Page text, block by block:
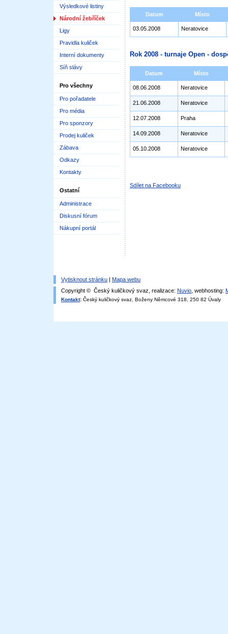
Výsledkové listiny
Národní žebříček
Ligy
Pravidla kuliček
Interní dokumenty
Síň slávy
Pro všechny
Pro pořadatele
Pro média
Pro sponzory
Prodej kuliček
Zábava
Odkazy
Kontakty
Ostatní
Administrace
Diskusní fórum
Nákupní portál
Datum Místo
03.05.2008 Neratovice
Rok 2008 - turnaje Open -
Datum Místo
08.06.2008 Neratovice
21.06.2008 Neratovice
12.07.2008 Praha
14.09.2008 Neratovice
05.10.2008 Neratovice
Sdílet na Facebooku
Vytisknout stránku | Mapa webu
Copyright © Český kuličkový svaz, realizace: Nuvio , webhosting:
Kontakt: Český kuličkový svaz, Boženy Němcové 318, 250 82 Úvaly